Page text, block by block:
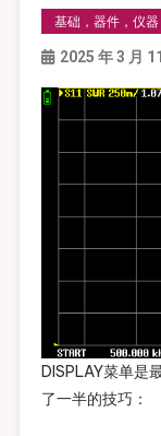
基础，器件，仪器
2025 年 3 月
DISPLAY菜单是
了一半的技巧：